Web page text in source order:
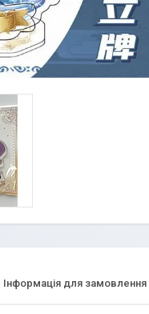
Інформація для замовлення